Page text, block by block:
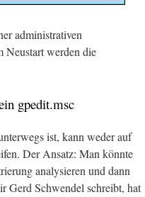
administrativen
Neustart werden die
gpedit.msc
ist, kann weder auf
Der Ansatz: Man könnte
analysieren und dann
Gerd Schwendel schreibt, hat